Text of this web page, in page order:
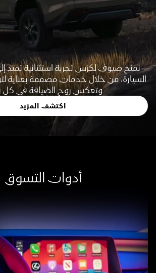
نمنح ضيوف لكزس تجربة استثنائية تمتد
السيارة، من خلال خدمات مصممة بعناية
وتعكس روح الضيافة في كل
اكتشف المزيد
أدوات التسوق